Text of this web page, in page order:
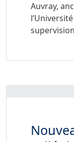
Auvray,